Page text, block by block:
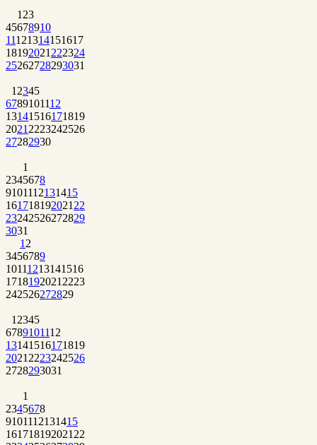
1 23
45678910
11121314151617
18192021 222324
25262728293031
1 2345
6789101112
13141516171819
2021 2223242526
27282930
1
2345678
9101112131415
161718192021 22
23242526272829
3031
1 2
3456789
10111213141516
1718192021 2223
242526272829
1 2345
6789101112
13141516171819
2021 2223242526
2728293031
1
2345678
9101112131415
161718192021 22